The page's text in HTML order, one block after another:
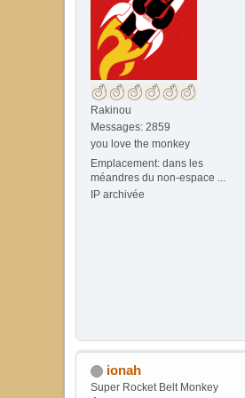
Rakinou
Messages: 2859
you love the monkey
Emplacement: dans les
méandres du non-espace ...
IP archivée
ionah
Super Rocket Belt Monkey